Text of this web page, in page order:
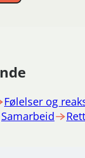
Følelser og
Samarbeid